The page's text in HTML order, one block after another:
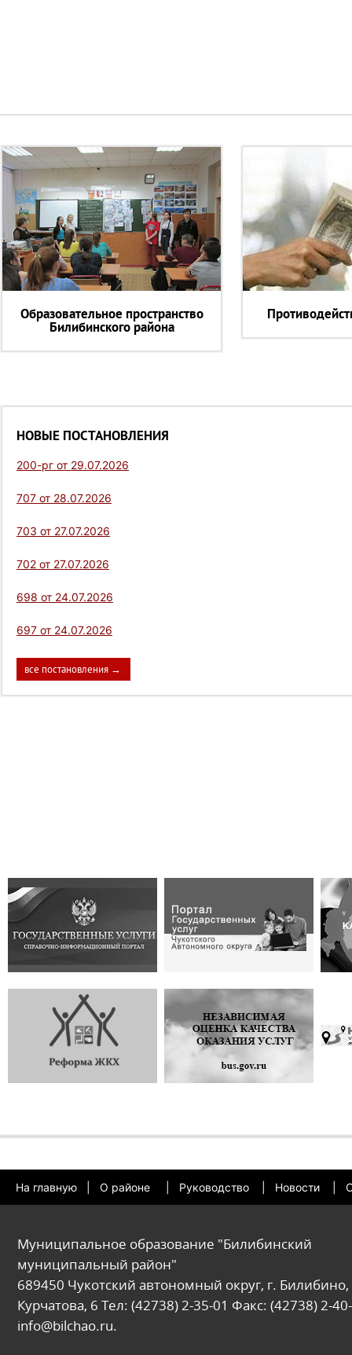
Образовательное пространство
Билибинского района
НОВЫЕ ПОСТАНОВЛЕНИЯ
200-рг от 29.07.2026
707 от 28.07.2026
703 от 27.07.2026
702 от 27.07.2026
698 от 24.07.2026
697 от 24.07.2026
все постановления →
На главную О районе Руководство Новости
Муниципальное образование "Билибинский
муниципальный район"
689450 Чукотский автономный округ, г. Билибино,
Курчатова, 6 Тел: (42738) 2-35-01 Факс: (42738) 2-
info@bilchao.ru.